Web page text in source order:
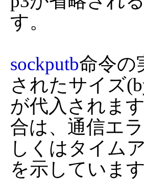
す。
sockputb命令の
されたサイズ
が代入されま
合は、通信エ
しくはタイム
を示しています